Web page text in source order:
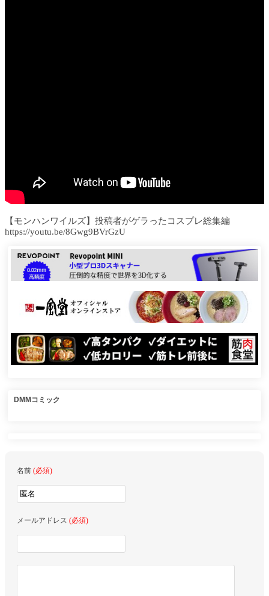
【モンハンワイルズ】投稿者がゲラったコスプレ総集編
https://youtu.be/8Gwg9BVrGzU
DMMコミック
名前 (必須)
メールアドレス (必須)